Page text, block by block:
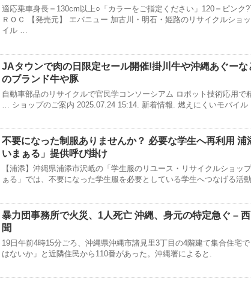
適応乗車身長＝130cm以上○「カラーをご指定ください」120＝ピンク
ＲＯＣ 【発売元】 エバニュー 加古川・明石・姫路のリサイクルショ
イル …
JAタウンで肉の日限定セール開催!掛川牛や沖縄あぐーな
のブランド牛や豚
自動車部品のリサイクルで官民学コンソーシアム ロボット技術応用で
… ショップのご案内 2025.07.24 15:14. 新着情報. 燃えにくいモバイ
不要になった制服ありませんか？ 必要な学生へ再利用 浦
いまぁる」提供呼び掛け
【浦添】沖縄県浦添市沢岻の「学生服のリユース・リサイクルショッ
ぁる」では、不要になった学生服を必要としている学生へつなげる活
暴力団事務所で火災、1人死亡 沖縄、身元の特定急ぐ –
聞
19日午前4時15分ごろ、沖縄県沖縄市諸見里3丁目の4階建て集合住宅
はないか」と近隣住民から110番があった。沖縄署によると.